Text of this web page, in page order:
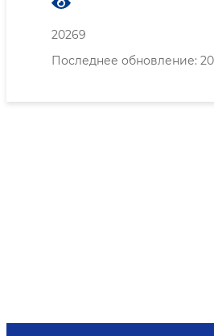
20269
Последнее обновление: